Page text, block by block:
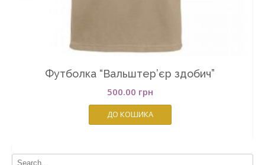
Футболка “Вальштер’єр здобич”
500.00 грн
ДО КОШИКА